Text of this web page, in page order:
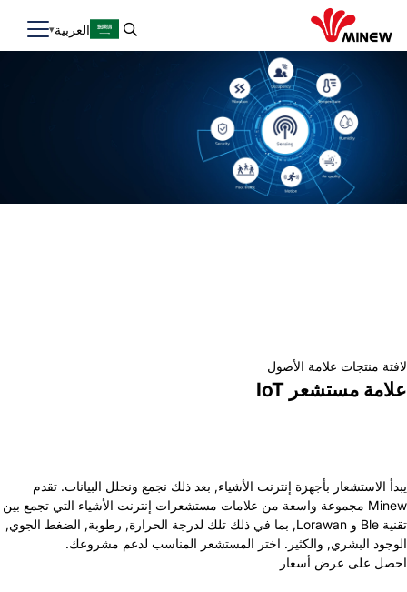
العربية
لافتة منتجات علامة الأصول
علامة مستشعر IoT
يبدأ الاستشعار بأجهزة إنترنت الأشياء, بعد ذلك نجمع ونحلل البيانات. تقدم
Minew مجموعة واسعة من علامات مستشعرات إنترنت الأشياء التي تجمع بين
تقنية Ble و Lorawan, بما في ذلك تلك لدرجة الحرارة, رطوبة, الضغط الجوي,
الوجود البشري, والكثير. اختر المستشعر المناسب لدعم مشروعك.
احصل على عرض أسعار